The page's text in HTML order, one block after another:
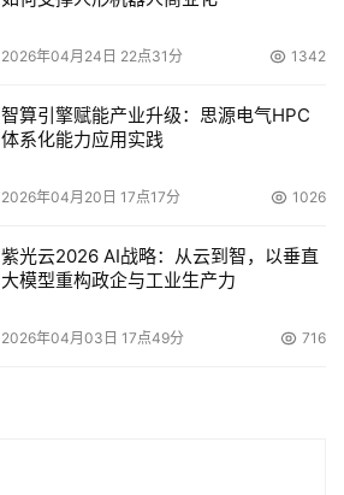
2026年04月24日 22点31分 1342
智算引擎赋能产业升级：思源电气HPC
体系化能力应用实践
2026年04月20日 17点17分 1026
紫光云2026 AI战略：从云到智，以垂直
大模型重构政企与工业生产力
2026年04月03日 17点49分 716